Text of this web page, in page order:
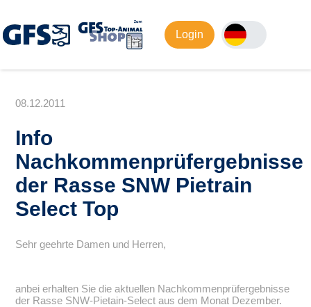
Login
08.12.2011
Info
Nachkommenprüfergebnisse
der Rasse SNW Pietrain
Select Top
Sehr geehrte Damen und Herren,
anbei erhalten Sie die aktuellen Nachkommenprüfergebnisse
der Rasse SNW-Pietain-Select aus dem Monat Dezember.